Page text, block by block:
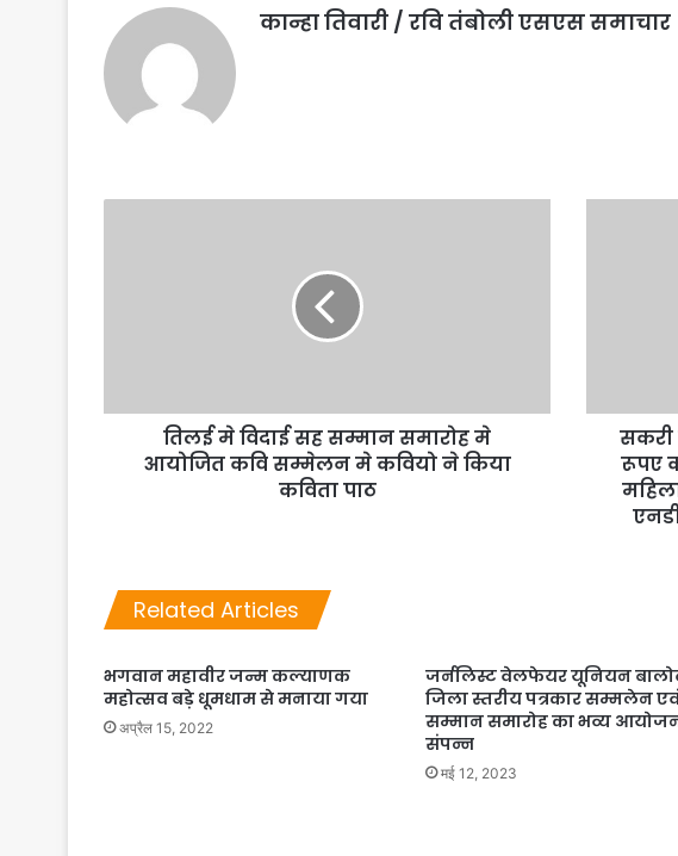
कान्हा तिवारी / रवि तंबोली एसएस समाचार
तिलई मे विदाई सह सम्मान समारोह मे
आयोजित कवि सम्मेलन मे कवियो ने किया
कविता पाठ
सकरी
रूपए
Related Articles
भगवान महावीर जन्म कल्याणक
महोत्सव बड़े धूमधाम से मनाया गया
अप्रैल 15, 2022
जर्नलिस्ट वेलफेयर यूनियन
जिला स्तरीय पत्रकार सम्मलेन
सम्मान समारोह का भव्य
संपन्न
मई 12, 2023